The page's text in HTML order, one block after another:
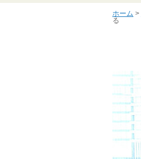
ホーム >
る